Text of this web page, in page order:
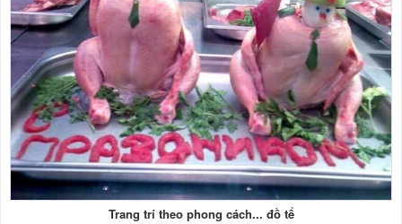
Trang trí theo phong cách... đồ tể